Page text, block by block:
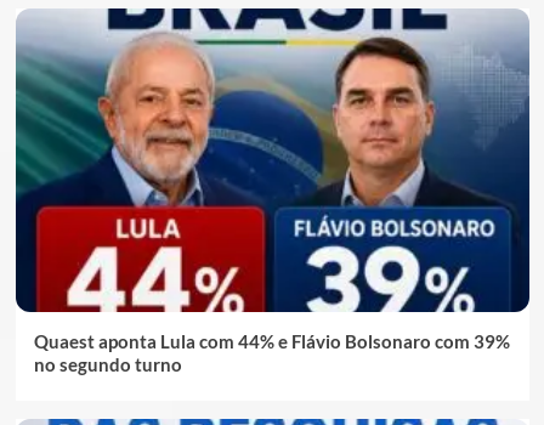
Quaest aponta Lula com 44% e Flávio Bolsonaro com 39%
no segundo turno